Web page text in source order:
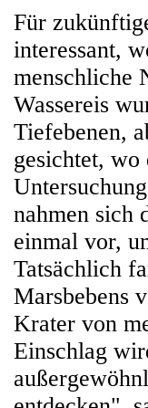
Für
interessant,
menschliche
Wassereis
Tiefebenen,
gesichtet,
nahmen sich
einmal vor,
Tatsächlich
Marsbebens
Krater von
Einschlag